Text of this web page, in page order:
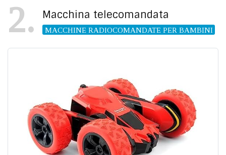
2 Macchina telecomandata
MACCHINE RADIOCOMANDATE PER BAMBINI